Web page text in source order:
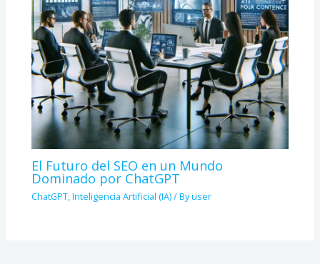
El Futuro del SEO en un Mundo
Dominado por ChatGPT
ChatGPT,Inteligencia Artificial (IA)/ Byuser